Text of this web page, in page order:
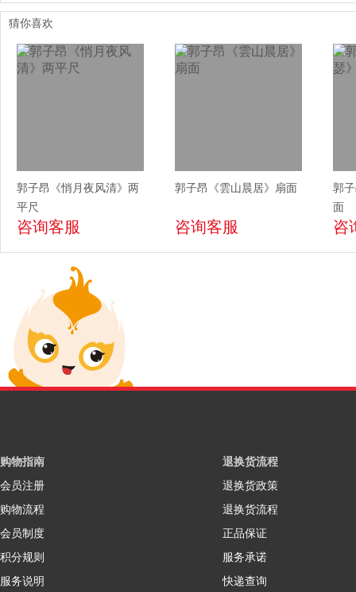
猜你喜欢
郭子昂《悄月夜风清》两
平尺
咨询客服
郭子昂《雲山晨居》扇面
咨询客服
郭
面
咨
购物指南
会员注册
购物流程
会员制度
积分规则
服务说明
退换货流程
退换货政策
退换货流程
正品保证
服务承诺
快递查询